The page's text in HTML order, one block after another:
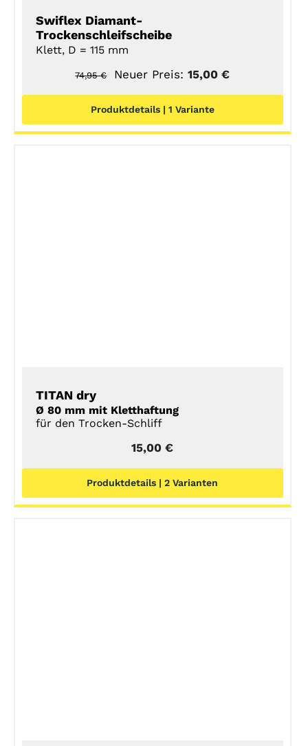
Swiflex Diamant-
Trockenschleifscheibe
Klett, D = 115 mm
74,95€
Ursprünglicher
Preis
war:
74,95 €
Neuer Preis: 15,00€Aktueller
Preis
15,00 €.
Produktdetails | 1 Variante
TITAN dry
Ø 80 mm mit Kletthaftung
für den Trocken-Schliff
15,00€
Produktdetails | 2 Varianten